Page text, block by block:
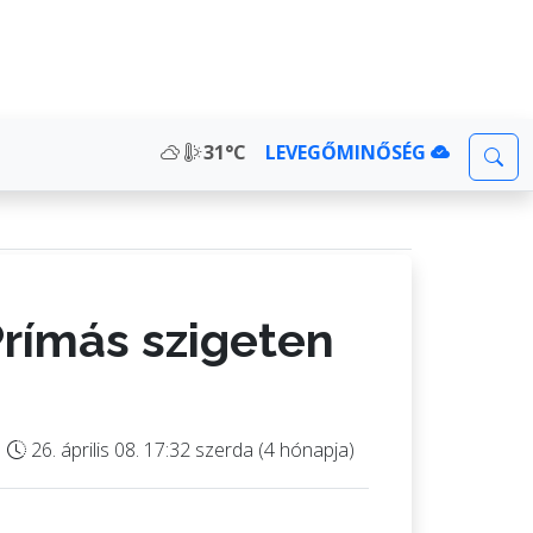
31°C LEVEGŐMINŐSÉG
szigeten
26. április 08. 17:32 szerda (4 hónapja)